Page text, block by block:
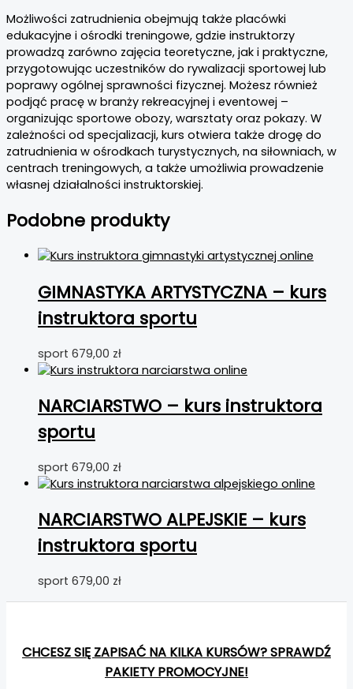
Możliwości zatrudnienia obejmują także placówki
edukacyjne i ośrodki treningowe, gdzie instruktorzy
prowadzą zarówno zajęcia teoretyczne, jak i praktyczne,
przygotowując uczestników do rywalizacji sportowej lub
poprawy ogólnej sprawności fizycznej. Możesz również
podjąć pracę w branży rekreacyjnej i eventowej –
organizując sportowe obozy, warsztaty oraz pokazy. W
zależności od specjalizacji, kurs otwiera także drogę do
zatrudnienia w ośrodkach turystycznych, na siłowniach, w
centrach treningowych, a także umożliwia prowadzenie
własnej działalności instruktorskiej.
Podobne produkty
GIMNASTYKA ARTYSTYCZNA – kurs
instruktora sportu
sport 679,00 zł
NARCIARSTWO – kurs instruktora
sportu
sport 679,00 zł
NARCIARSTWO ALPEJSKIE – kurs
instruktora sportu
sport 679,00 zł
CHCESZ SIĘ ZAPISAĆ NA KILKA KURSÓW? SPRAWDŹ
PAKIETY PROMOCYJNE!